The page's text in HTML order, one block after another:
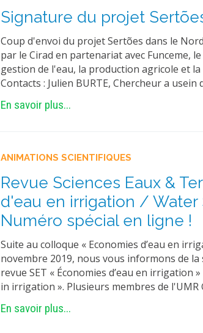
Signature du projet
Coup d'envoi du projet Sertões dans le
par le Cirad en partenariat avec Funceme,
gestion de l'eau, la production agricole et
Contacts : Julien BURTE, Chercheur a
En savoir plus...
ANIMATIONS SCIENTIFIQUES
Revue Sciences Eaux &
d'eau en irrigation / Water
Numéro spécial en ligne !
Suite au colloque « Economies d’eau en
novembre 2019, nous vous informons de
revue SET « Économies d’eau en irrigation
in irrigation ». Plusieurs membres de l'UMR
En savoir plus...